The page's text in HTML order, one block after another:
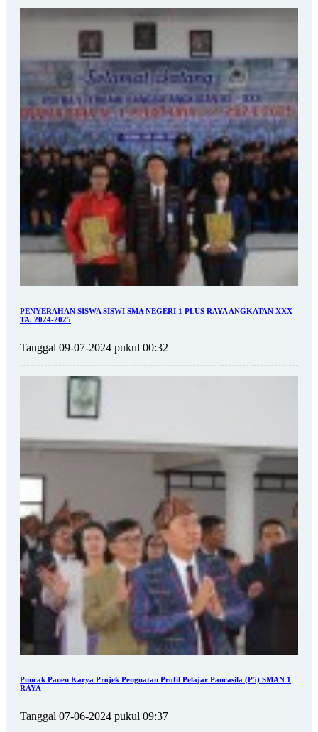
PENYERAHAN SISWA SISWI SMA NEGERI 1 PLUS RAYA ANGKATAN XXX
TA. 2024-2025
Tanggal 09-07-2024 pukul 00:32
Puncak Panen Karya Projek Penguatan Profil Pelajar Pancasila (P5) SMAN 1
RAYA
Tanggal 07-06-2024 pukul 09:37